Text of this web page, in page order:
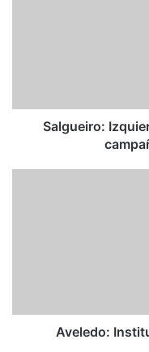
mercadeo?
Salgueiro:
Aveledo: